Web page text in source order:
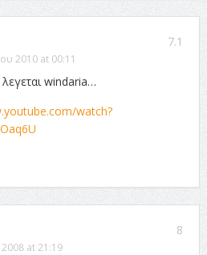
7.1
2010 at 00:11
λεγεται windaria…
watch?
8
at 21:19